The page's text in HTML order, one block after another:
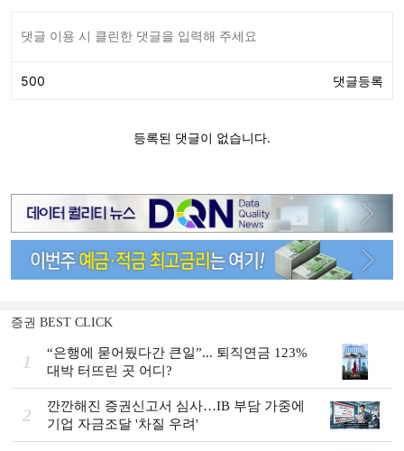
증권 BEST CLICK
1
“은행에 묻어뒀다간 큰일”... 퇴직연금 123%
대박 터뜨린 곳 어디?
2
깐깐해진 증권신고서 심사…IB 부담 가중에
기업 자금조달 '차질 우려'